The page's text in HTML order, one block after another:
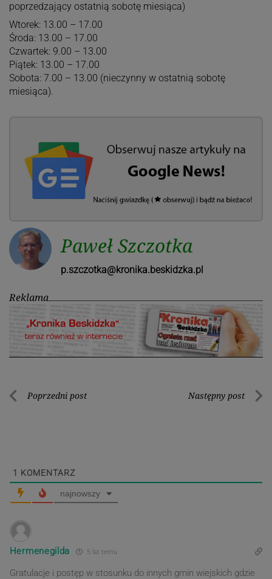
poprzedzający ostatnią sobotę miesiąca)
Wtorek: 13.00 – 17.00
Środa: 13.00 – 17.00
Czwartek: 9.00 – 13.00
Piątek: 13.00 – 17.00
Sobota: 7.00 – 13.00 (nieczynny w ostatnią sobotę
miesiąca).
Paweł Szczotka
p.szczotka@kronika.beskidzka.pl
Reklama
Nawigacja
Poprzedni post Następny post
1 KOMENTARZ
najnowszy
Hermenegilda 5 lat temu
Gratulacje i postęp w stosunku do innych gmin wiejskich gdzie